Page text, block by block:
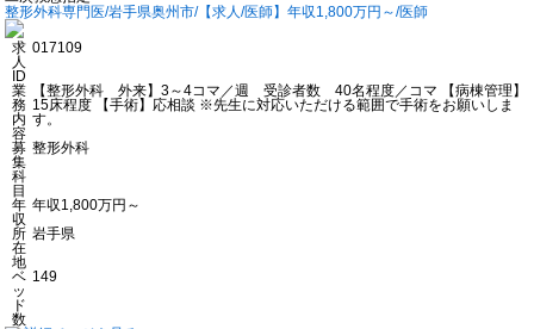
整形外科専門医/岩手県奥州市/【求人/医師】年収1,800万円～/医師
求
人
ID
017109
業
務
内
容
【整形外科 外来】3～4コマ／週 受診者数 40名程度／コマ 【病棟管理】
15床程度 【手術】応相談 ※先生に対応いただける範囲で手術をお願いしま
す。
募
集
科
目
整形外科
年
収
年収1,800万円～
所
在
地
岩手県
ベ
ッ
ド
数
149